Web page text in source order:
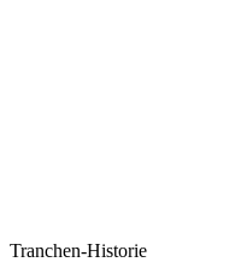
Tranchen-Historie